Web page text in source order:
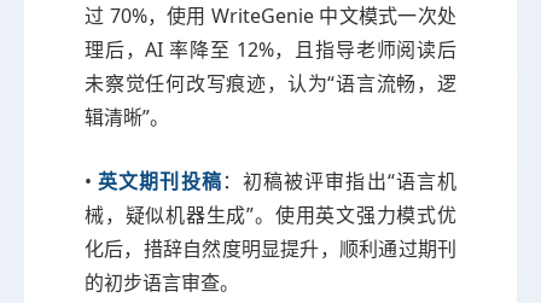
过 70%，使用 WriteGenie 中文模式一次处
理后，AI 率降至 12%，且指导老师阅读后
未察觉任何改写痕迹，认为“语言流畅，逻
辑清晰”。
• 英文期刊投稿：初稿被评审指出“语言机
械，疑似机器生成”。使用英文强力模式优
化后，措辞自然度明显提升，顺利通过期刊
的初步语言审查。